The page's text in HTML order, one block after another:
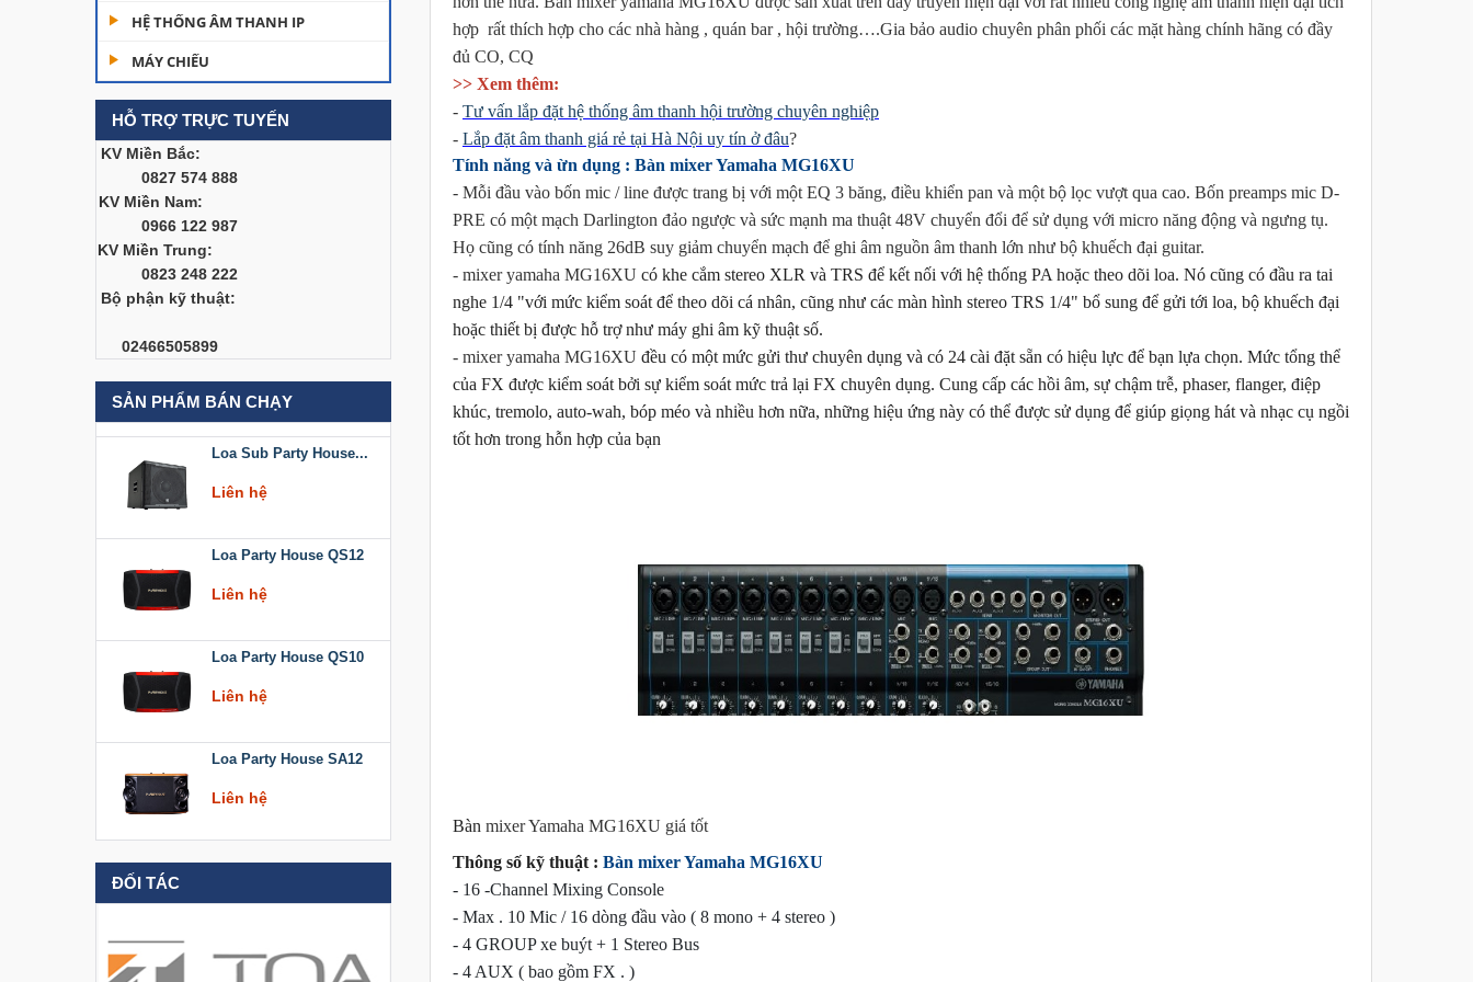
HỆ THỐNG ÂM THANH IP
MÁY CHIẾU
HỖ TRỢ TRỰC TUYẾN
KV Miền Bắc:
0827 574 888
KV Miền Nam:
0966 122 987
KV Miền Trung:
0823 248 222
Bộ phận kỹ thuật:
02466505899
SẢN PHẨM BÁN CHẠY
Dàn âm thanh hội
trường...
Bàn Mixer
Allen&Heath...
Liên hệ
Bàn Mixer
Liên hệ
Loa Sub Party House
D218
Liên hệ
Loa Sub Party House...
Liên hệ
Loa Party House QS12
Liên hệ
Loa Party House QS10
Liên hệ
Loa Party House SA12
Liên hệ
Loa Party House KT510
ĐỐI TÁC
hợp rất thích hợp cho các nhà hàng , quán bar , hội trường….Gia bảo audio chuyên phân phối các mặt hàng chính hãng có đầy
đủ CO, CQ
>> Xem thêm:
- Tư vấn lắp đặt hệ thống âm thanh hội trường chuyên nghiệp
- Lắp đặt âm thanh giá rẻ tại Hà Nội uy tín ở đâu?
Tính năng và ừn dụng : Bàn mixer Yamaha MG16XU
- Mỗi đầu vào bốn mic / line được trang bị với một EQ 3 băng, điều khiển pan và một bộ lọc vượt qua cao. Bốn preamps mic D-
PRE có một mạch Darlington đảo ngược và sức mạnh ma thuật 48V chuyển đổi để sử dụng với micro năng động và ngưng tụ.
Họ cũng có tính năng 26dB suy giảm chuyển mạch để ghi âm nguồn âm thanh lớn như bộ khuếch đại guitar.
- mixer yamaha MG16XU có khe cắm stereo XLR và TRS để kết nối với hệ thống PA hoặc theo dõi loa. Nó cũng có đầu ra tai
nghe 1/4 "với mức kiểm soát để theo dõi cá nhân, cũng như các màn hình stereo TRS 1/4" bổ sung để gửi tới loa, bộ khuếch đại
hoặc thiết bị được hỗ trợ như máy ghi âm kỹ thuật số.
- mixer yamaha MG16XU đều có một mức gửi thư chuyên dụng và có 24 cài đặt sẵn có hiệu lực để bạn lựa chọn. Mức tổng thể
của FX được kiểm soát bởi sự kiểm soát mức trả lại FX chuyên dụng. Cung cấp các hồi âm, sự chậm trễ, phaser, flanger, điệp
khúc, tremolo, auto-wah, bóp méo và nhiều hơn nữa, những hiệu ứng này có thể được sử dụng để giúp giọng hát và nhạc cụ ngồi
tốt hơn trong hỗn hợp của bạn
Bàn mixer Yamaha MG16XU giá tốt
Thông số kỹ thuật : Bàn mixer Yamaha MG16XU
- 16 -Channel Mixing Console
- Max . 10 Mic / 16 dòng đầu vào ( 8 mono + 4 stereo )
- 4 GROUP xe buýt + 1 Stereo Bus
- 4 AUX ( bao gồm FX . )